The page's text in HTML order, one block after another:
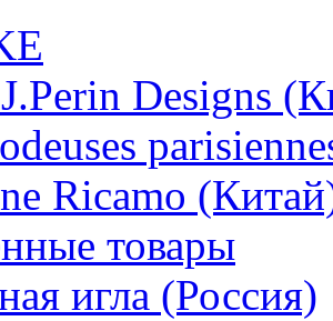
Designs
Ricamo
товары
игла (Россия)